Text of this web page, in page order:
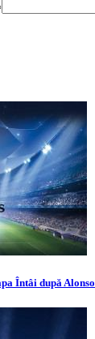
Întâi după Alonso